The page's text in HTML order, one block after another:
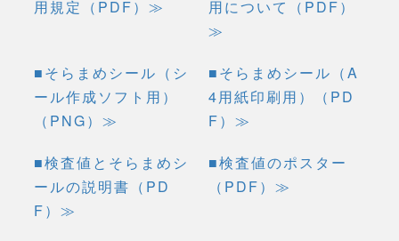
用規定（PDF）≫
用について（PDF）
≫
■そらまめシール（シ
ール作成ソフト用）
（PNG）≫
■そらまめシール（A
4用紙印刷用）（PD
F）≫
■検査値とそらまめシ
ールの説明書（PD
F）≫
■検査値のポスター
（PDF）≫